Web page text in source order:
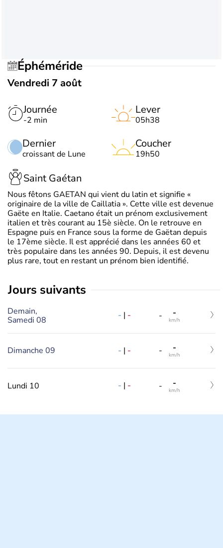
Éphéméride
Vendredi 7 août
Journée
-2 min
Dernier
croissant de Lune
Lever
05h38
Coucher
19h50
Saint Gaétan
Nous fêtons GAETAN qui vient du latin et signifie «
originaire de la ville de Caillatia ». Cette ville est devenue
Gaëte en Italie. Caetano était un prénom exclusivement
italien et très courant au 15è siècle. On le retrouve en
Espagne puis en France sous la forme de Gaëtan depuis
le 17ème siècle. Il est apprécié dans les années 60 et
très populaire dans les années 90. Depuis, il est devenu
plus rare, tout en restant un prénom bien identifié.
jours suivants
Demain,
Samedi 08
- | - - -
km/h
Dimanche 09 - | - - -
km/h
Lundi 10 - | - - -
km/h